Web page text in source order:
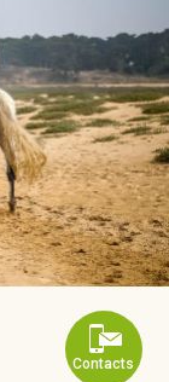
Contacts